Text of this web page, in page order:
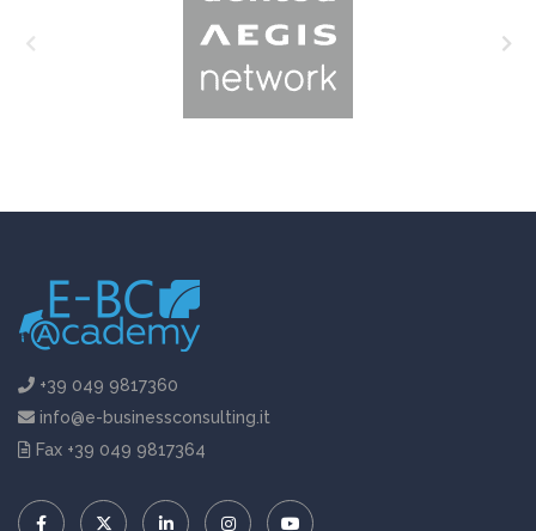
+39 049 9817360
info@e-businessconsulting.it
Fax +39 049 9817364